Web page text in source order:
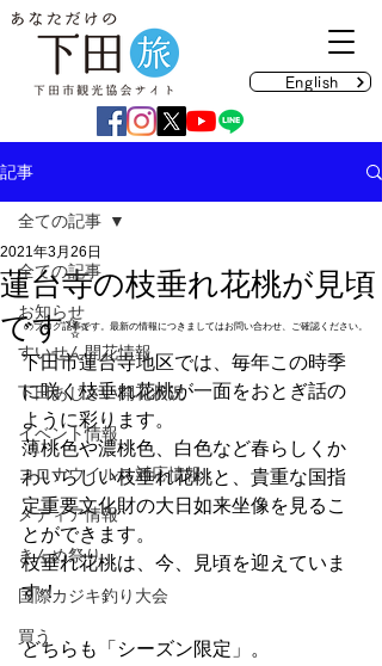
English
記事
全ての記事
お知らせ
すいせん開花情報
下田あじさい開花状況
イベント情報
コロナウイルス対応情報
メディア情報
きんめ祭り
国際カジキ釣り大会
買う
全ての記事
蓮台寺の枝垂れ花桃が見頃
です✨
2021年3月26日
下田市蓮台寺地区では、毎年この時季
に咲く枝垂れ花桃が一面をおとぎ話の
ように彩ります。
薄桃色や濃桃色、白色など春らしくか
わいらしい枝垂れ花桃と、貴重な国指
定重要文化財の大日如来坐像を見るこ
とができます。
枝垂れ花桃は、今、見頃を迎えていま
す！
どちらも「シーズン限定」。
のブログ記事です。最新の情報につきましてはお問い合わせ、ご確認ください。